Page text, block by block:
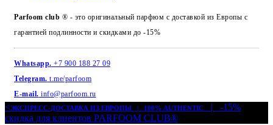
Parfoom club ® - это оригинальный парфюм с доставкой из Европы с
гарантией подлинности и скидками до -15%
Whatsapp. +7 900 188 27 09
Telegram. t.me/parfoom
E-mail. info@parfoom.ru
<ЭКСПРЕСС-ДОСТАВКА ИЗ ЕВРОПЫ | 100% AUTHENTIC
| -15%
скидка для клиентов PARFOOM CLUB®